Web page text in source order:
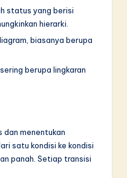
status yang berisi
hierarki.
biasanya berupa
berupa lingkaran
dan menentukan
satu kondisi ke kondisi
panah. Setiap transisi